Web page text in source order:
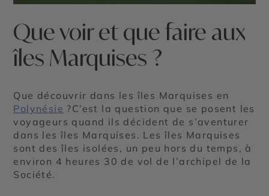
Que voir et que faire aux
îles Marquises ?
Que découvrir dans les îles Marquises en
Polynésie ?C’est la question que se posent les
voyageurs quand ils décident de s’aventurer
dans les îles Marquises. Les îles Marquises
sont des îles isolées, un peu hors du temps, à
environ 4 heures 30 de vol de l’archipel de la
Société.